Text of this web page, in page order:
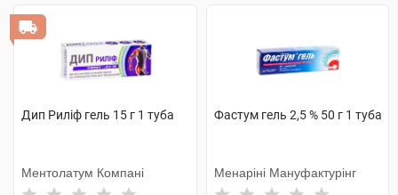
Дип Риліф гель 15 г 1 туба
Ментолатум Компані
Фастум гель 2,5 % 50 г 1 туба
Менаріні Мануфактурінг